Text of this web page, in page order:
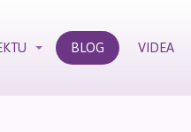
BLOG VIDEA